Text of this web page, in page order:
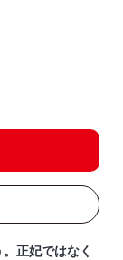
正妃ではなく